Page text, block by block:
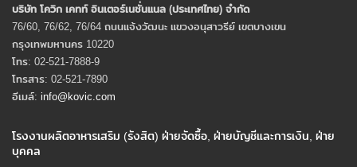
บริษัท โควิก เคทท์ อินเตอร์เนชั่นแนล (ประเทศไทย) จํากัด
76/60, 76/62, 76/64 ถนนแจ้งวัฒนะ แขวงอนุสาวรีย์ เขตบางเขน
กรุงเทพมหานคร 10220
โทร: 02-521-7888-9
โทรสาร: 02-521-7890
อีเมล์: info@kovic.com
โรงงานผลิตอาหารเสริม (รังสิต) ฝ่ายจัดซื้อ, ฝ่ายบัญชีและการเงิน, ฝ่าย
บุคคล